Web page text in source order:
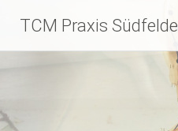
TCM Praxis Südfelde